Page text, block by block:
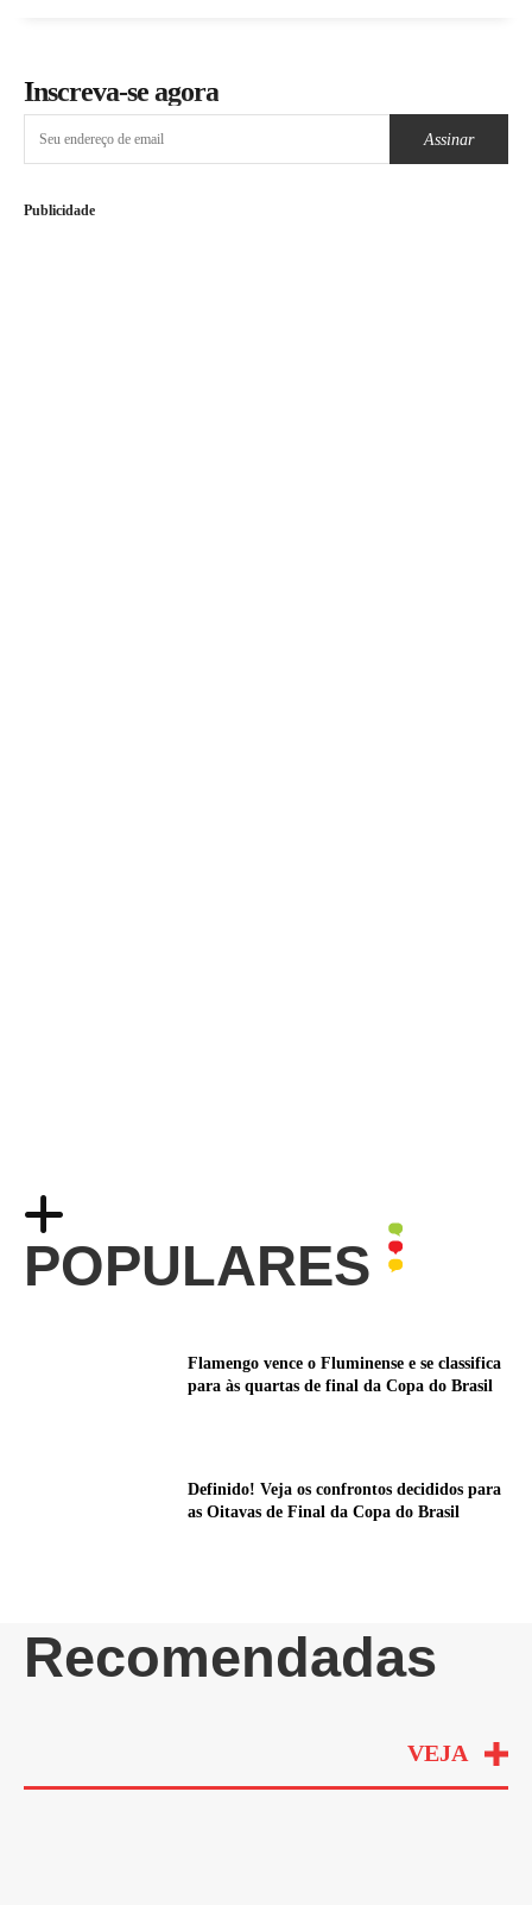
Inscreva-se agora
Assinar
Publicidade
POPULARES
Flamengo vence o Fluminense e se classifica
para às quartas de final da Copa do Brasil
Definido! Veja os confrontos decididos para
as Oitavas de Final da Copa do Brasil
Recomendadas
VEJA